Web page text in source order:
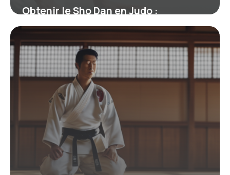
Obtenir le Sho Dan en Judo :
Signification, Parcours et Enjeux
19 juin 2026